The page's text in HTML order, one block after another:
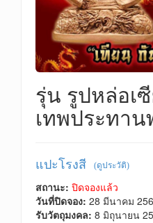
รุ่น รูปหล่อเ
เทพประทาน
แปะโรงสี (ดูประวัติ)
สถานะ: ปิดจองแล้ว
วันที่ปิดจอง: 28 มีนาคม
รับวัตถุมงคล: 8 มิถุนายน